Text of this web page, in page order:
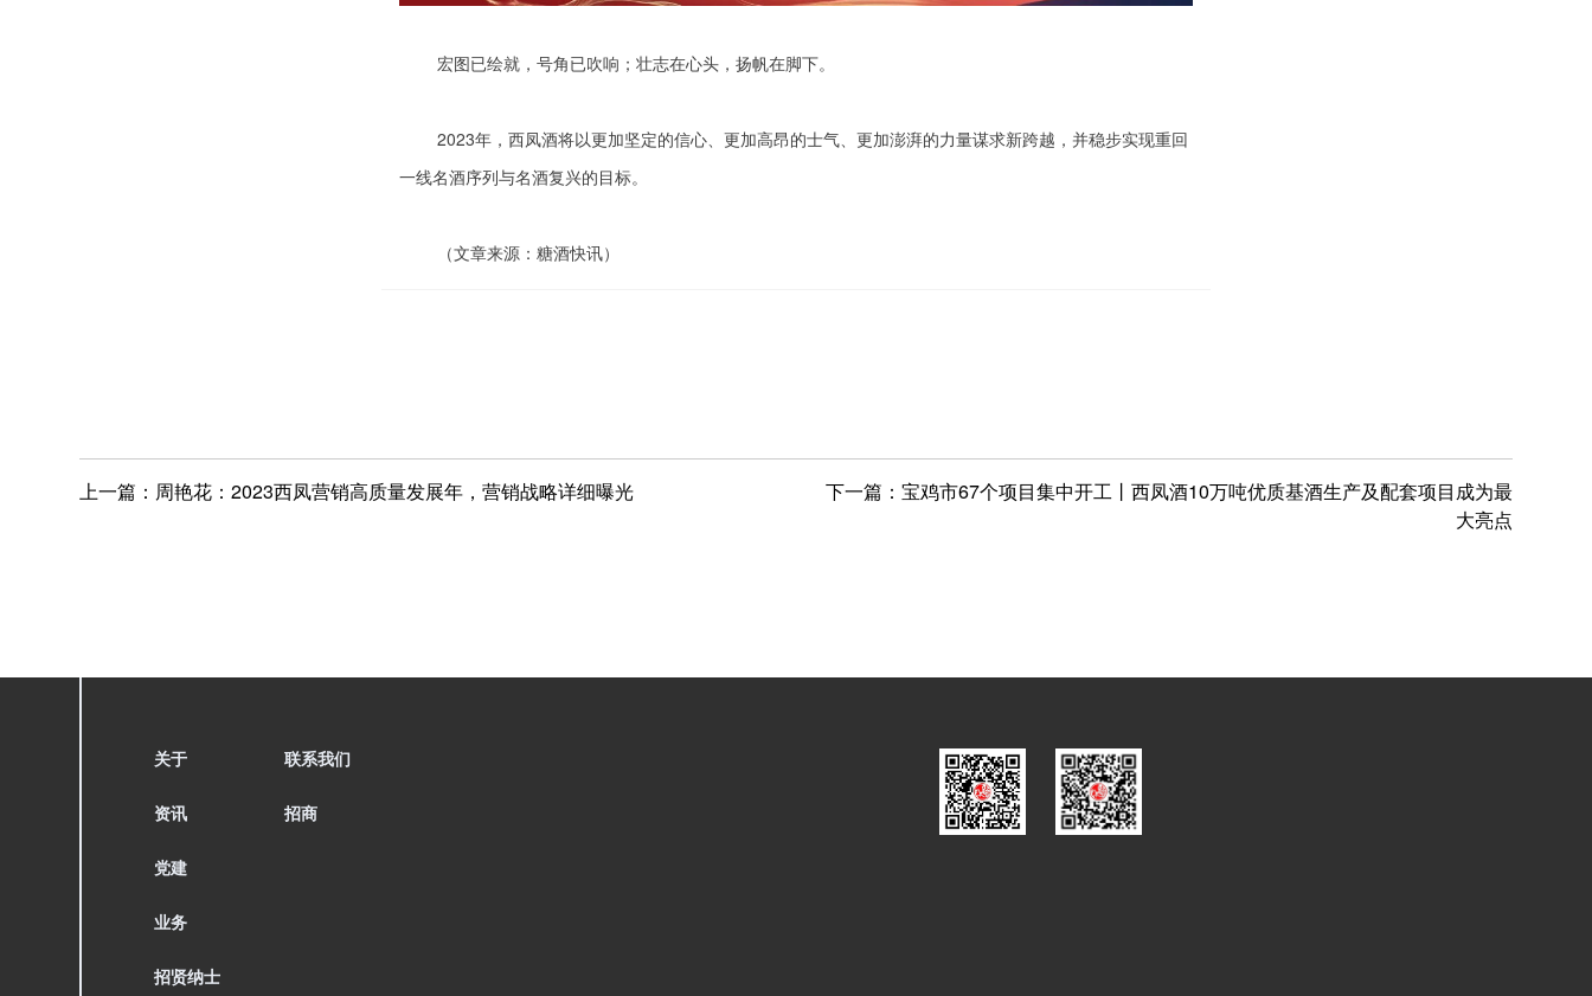
宏图已绘就，号角已吹响；壮志在心头，扬帆在脚下。
2023年，西凤酒将以更加坚定的信心、更加高昂的士气、更加澎湃的力量谋求新跨越，并稳步实现重回
一线名酒序列与名酒复兴的目标。
（文章来源：糖酒快讯）
上一篇： 周艳花：2023西凤营销高质量发展年，营销战略详细曝光 下一篇： 宝鸡市67个项目集中开工丨西凤酒10万吨优质基酒生产及配套项目成为最
大亮点
关于
资讯
党建
业务
招贤纳士
联系我们
招商